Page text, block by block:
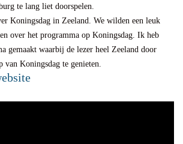
te lang liet doorspelen.
Koningsdag in Zeeland. We wilden een leuk
over het programma op Koningsdag. Ik heb
gemaakt waarbij de lezer heel Zeeland door
van Koningsdag te genieten.